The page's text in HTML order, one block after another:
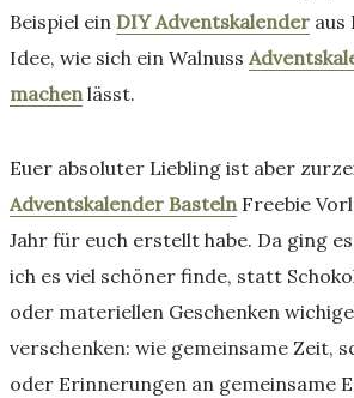
Beispiel ein DIY Adventskalender aus
Idee, wie sich ein Walnuss
machenlässt.
Euer absoluter Liebling ist aber
Adventskalender BastelnFreebie
Jahr für euch erstellt habe. Da ging
ich es viel schöner finde, statt
oder materiellen Geschenken
verschenken: wie gemeinsame Zeit,
oder Erinnerungen an gemeinsame